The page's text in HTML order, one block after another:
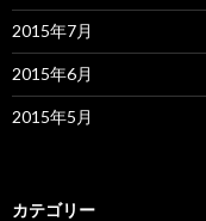
2015年7月
2015年6月
2015年5月
カテゴリー